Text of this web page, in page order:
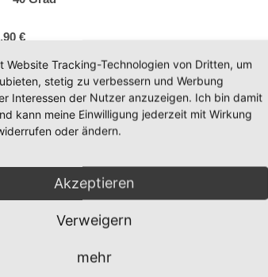
€
x 22 cm
– Bestellung – Verkauf erreichen Sie
staubsauger-laden.de Telefon : 0202-
Website Tracking-Technologien von Dritten, um
stetig zu verbessern und Werbung
Interessen der Nutzer anzuzeigen. Ich bin damit
kann meine Einwilligung jederzeit mit Wirkung
oder ändern.
Akzeptieren
Verweigern
mehr